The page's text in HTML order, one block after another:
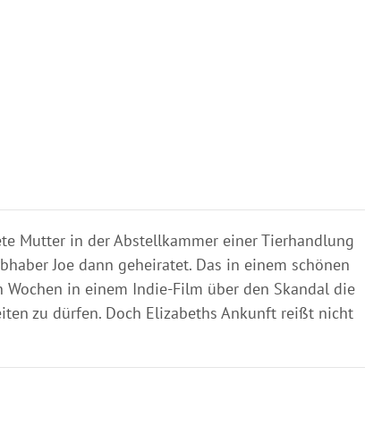
Mutter in der Abstellkammer einer Tierhandlung
Joe dann geheiratet. Das in einem schönen
in einem Indie-Film über den Skandal die
zu dürfen. Doch Elizabeths Ankunft reißt nicht